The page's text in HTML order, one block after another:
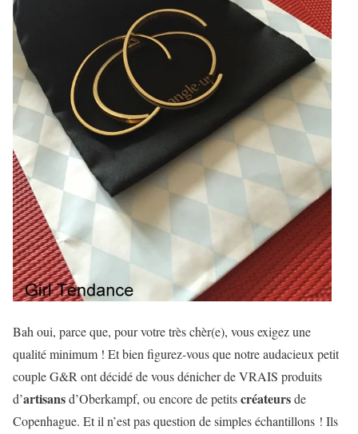
Bah oui, parce que, pour votre très chèr(e), vous exigez une
qualité minimum ! Et bien figurez-vous que notre audacieux petit
couple G&R ont décidé de vous dénicher de VRAIS produits
d’artisansd’Oberkampf, ou encore de petitscréateursde
Copenhague. Et il n’est pas question de simples échantillons ! Ils